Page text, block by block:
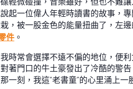
起一位偉人年輕時讀書的故事，
，被一股金色的能量扭曲了，左
件 。
時常會選擇不遠不偏的地位，便
著門口的牛土豪發出了冷酷的警
一刻，我這“老書童”的心里涌上